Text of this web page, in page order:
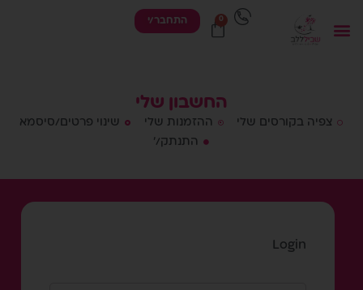
התחבר/י
החשבון שלי
צפיה בקורסים שלי ההזמנות שלי
שינוי פרטים/סיסמא
התנתק/'
Login